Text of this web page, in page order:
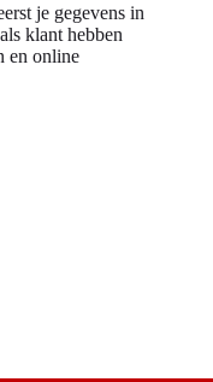
je gegevens in
klant hebben
en online